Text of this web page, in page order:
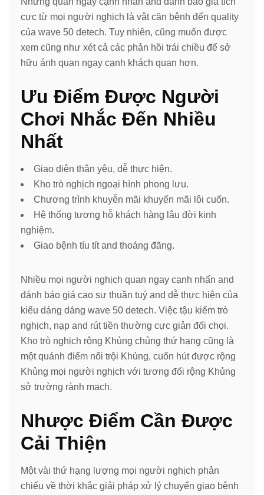
cực từ mọi người nghịch là vật căn bệnh đến quality
của wave 50 detech. Tuy nhiên, cũng muốn được
xem cũng như xét cả các phản hồi trái chiều để sở
hữu ánh quan ngay cạnh khách quan hơn.
Ưu Điểm Được Người
Chơi Nhắc Đến Nhiều
Nhất
Giao diện thân yêu, dễ thực hiện.
Kho trò nghịch ngoại hình phong lưu.
Chương trình khuyễn mãi khuyến mãi lôi cuốn.
Hệ thống tương hỗ khách hàng lâu đời kinh
nghiệm.
Giao bệnh tíu tít and thoáng đãng.
Nhiều mọi người nghịch quan ngay cạnh nhấn and
đánh báo giá cao sự thuần tuý and dễ thực hiện của
kiểu dáng dáng wave 50 detech. Việc tậu kiếm trò
nghịch, nạp and rút tiền thường cực giản đối chọi.
Kho trò nghịch rộng Khủng chủng thứ hạng cũng là
một quánh điểm nổi trội Khủng, cuốn hút được rộng
Khủng mọi người nghịch với tương đối rộng Khủng
sở trường rành mạch.
Nhược Điểm Cần Được
Cải Thiện
Một vài thứ hạng lượng mọi người nghịch phản
chiếu về thời khắc giải pháp xử lý chuyển giao bệnh